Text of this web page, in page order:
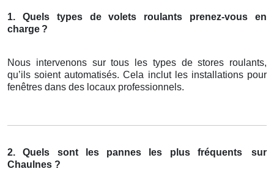
1. Quels types de volets roulants prenez-vous en
charge ?
Nous intervenons sur tous les types de stores roulants,
qu’ils soient automatisés. Cela inclut les installations pour
fenêtres dans des locaux professionnels.
2. Quels sont les pannes les plus fréquents
sur
Chaulnes ?